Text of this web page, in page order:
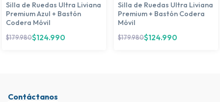
Silla de Ruedas Ultra Liviana
Premium Azul + Bastón
Codera Móvil
$179.980$124.990
Silla de Ruedas Ultra Liviana
Premium + Bastón Codera
Móvil
$179.980$124.990
Contáctanos